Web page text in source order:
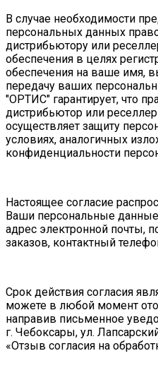
В случае необходимости
персональных данных
дистрибьютору или
обеспечения в целях
обеспечения на ваше имя,
передачу ваших
"ОРТИС" гарантирует, что
дистрибьютор или
осуществляет защиту
условиях, аналогичных
конфиденциальности
Настоящее согласие
Ваши персональные
адрес электронной почты,
заказов, контактный
Срок действия согласия
можете в любой момент
направив письменное
г. Чебоксары, ул.
«Отзыв согласия на